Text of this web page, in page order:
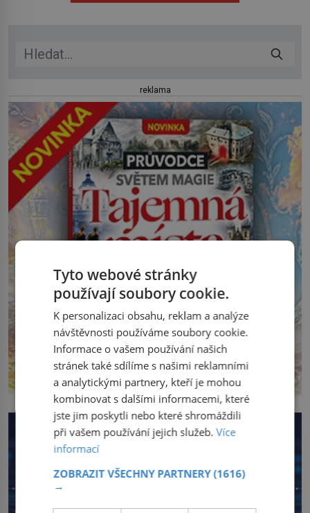
reklama
Tyto webové stránky
používají soubory cookie.
K personalizaci obsahu, reklam a analýze
návštěvnosti používáme soubory cookie.
Informace o vašem používání našich
stránek také sdílíme s našimi reklamními
a analytickými partnery, kteří je mohou
kombinovat s dalšími informacemi, které
jste jim poskytli nebo které shromáždili
při vašem používání jejich služeb.Více
informací
ZOBRAZIT VŠECHNY PARTNERY(1616)
→